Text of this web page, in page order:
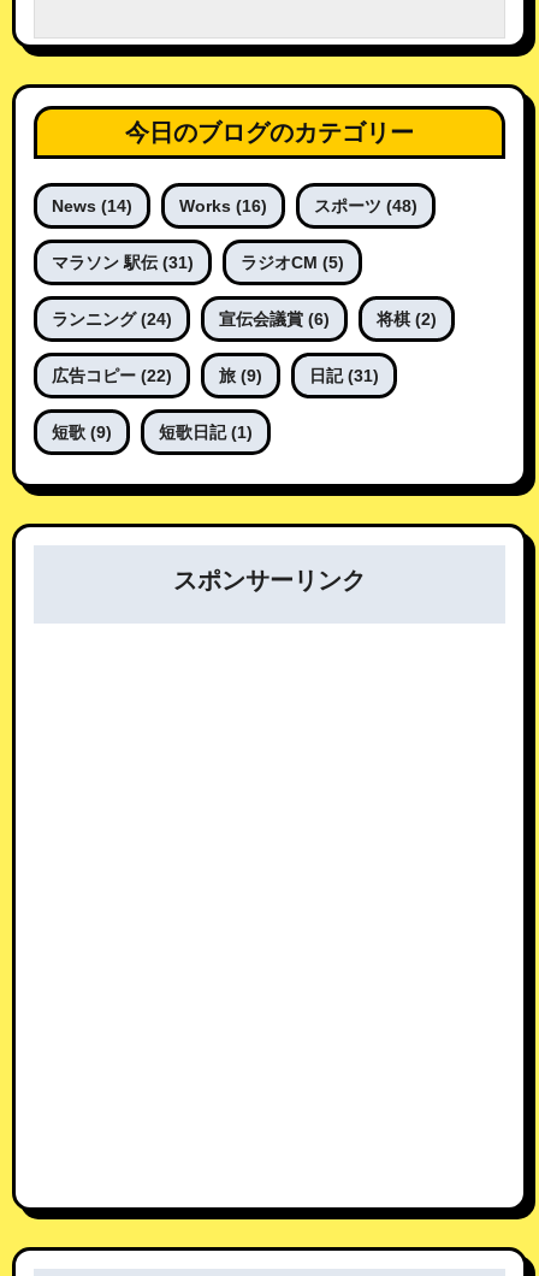
今日のブログのカテゴリー
News(14) Works(16) スポーツ (48)
マラソン 駅伝(31) ラジオCM (5)
ランニング(24) 宣伝会議賞(6) 将棋(2)
広告コピー(22) 旅(9) 日記(31)
短歌(9) 短歌日記(1)
スポンサーリンク